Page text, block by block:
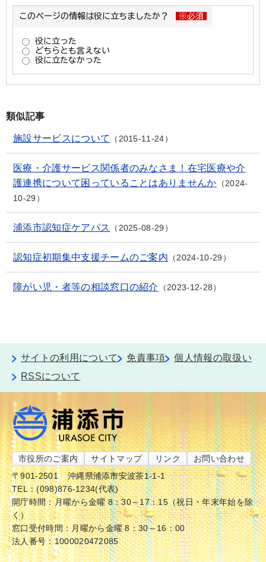
類似記事
施設サービスについて 2015-11-24
医療・介護サービス関係者のみなさま！在宅医療や介
護連携について困っていることはありませんか
2024-
10-29
浦添市認知症ケアパス 2025-08-29
認知症初期集中支援チームのご案内 2024-10-29
障がい児・者等の相談窓口の紹介 2023-12-28
サイトの利用について 免責事項
個人情報の取扱い
RSSについて
市役所のご案内 サイトマップ リンク
お問い合わせ
〒901-2501
沖縄県浦添市安波茶1-1-1
TEL：(098)876-1234(代表)
開庁時間：月曜から金曜 8：30～17：15（祝日・年末年始を除
く）
窓口受付時間：月曜から金曜 8：30～16：00
法人番号：1000020472085